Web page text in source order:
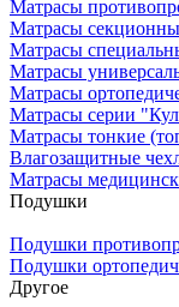
Матрасы
Матрасы
Матрасы
Матрасы
Матрасы
Матрасы серии
Матрасы тонкие
Влагозащитные
Матрасы
Подушки
Подушки
Подушки
Другое